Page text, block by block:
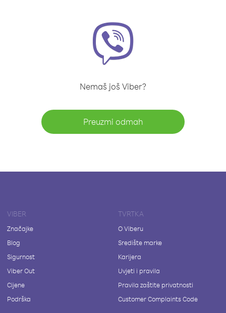
Nemaš još Viber?
Preuzmi odmah
VIBER
Značajke
Blog
Sigurnost
Viber Out
Cijene
Podrška
TVRTKA
O Viberu
Središte marke
Karijera
Uvjeti i pravila
Pravila zaštite privatnosti
Customer Complaints Code